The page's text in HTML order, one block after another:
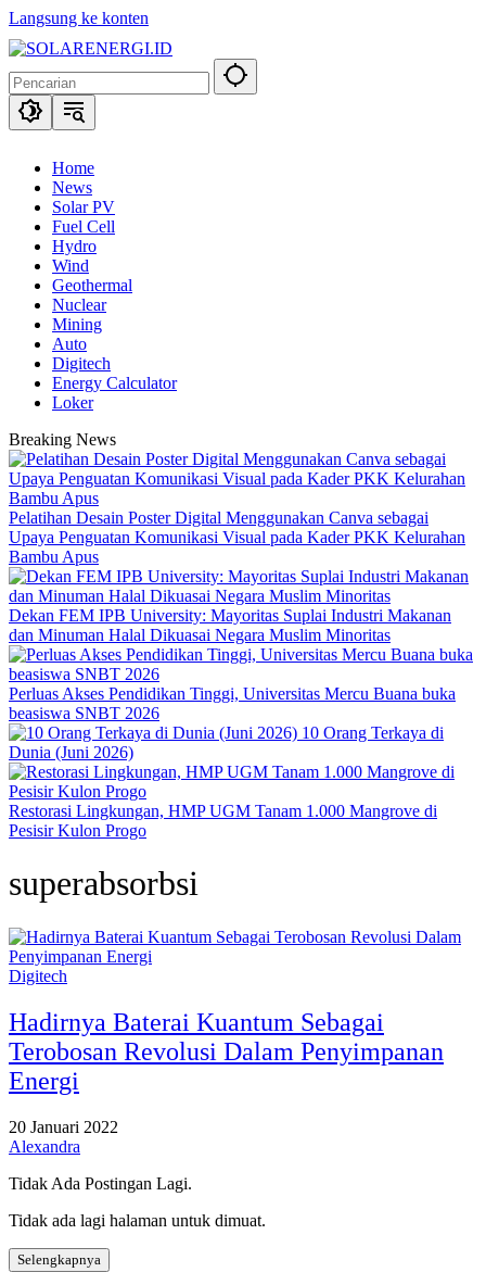
Langsung ke konten
Home
News
Solar PV
Fuel Cell
Hydro
Wind
Geothermal
Nuclear
Mining
Auto
Digitech
Energy Calculator
Loker
Breaking News
Pelatihan Desain Poster Digital Menggunakan Canva sebagai
Upaya Penguatan Komunikasi Visual pada Kader PKK Kelurahan
Bambu Apus
Dekan FEM IPB University: Mayoritas Suplai Industri Makanan
dan Minuman Halal Dikuasai Negara Muslim Minoritas
Perluas Akses Pendidikan Tinggi, Universitas Mercu Buana buka
beasiswa SNBT 2026
10 Orang Terkaya di
Dunia (Juni 2026)
Restorasi Lingkungan, HMP UGM Tanam 1.000 Mangrove di
Pesisir Kulon Progo
superabsorbsi
Digitech
Hadirnya Baterai Kuantum Sebagai
Terobosan Revolusi Dalam Penyimpanan
Energi
20 Januari 2022
Alexandra
Tidak Ada Postingan Lagi.
Tidak ada lagi halaman untuk dimuat.
Selengkapnya